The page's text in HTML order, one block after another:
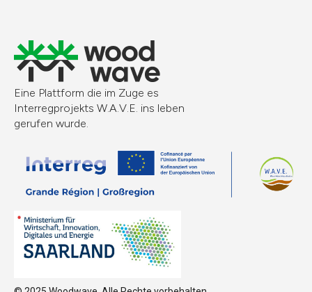
Eine Plattform die im Zuge es
Interregprojekts W.A.V.E. ins leben
gerufen wurde.